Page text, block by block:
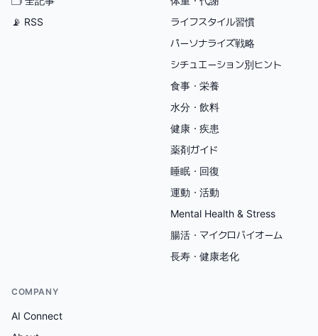
📡 RSS
ライフスタイル習慣
パーソナライズ戦略
シチュエーション別ヒント
食事・栄養
水分・飲料
健康・疾患
薬剤ガイド
睡眠・回復
運動・活動
Mental Health & Stress
腸活・マイクロバイオーム
長寿・健康老化
COMPANY
AI Connect